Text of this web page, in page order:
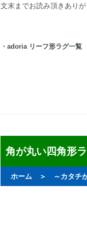
文末までお読み頂きあり
・ adoria リーフ形ラグ一覧
角が丸い四角形
ホーム ＞ ～カタチ